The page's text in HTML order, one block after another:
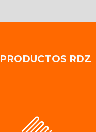
RDZ